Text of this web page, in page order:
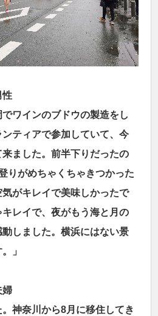
性
でワインのブドウの製造をし
ティアで参加していて、今
ました。前半下りだったの
りがめちゃくちゃきつかった
がキレイで美味しかったで
レイで、夜がもう海と月の
しました。横浜にはない景
」
婦
。神奈川から8月に移住してき